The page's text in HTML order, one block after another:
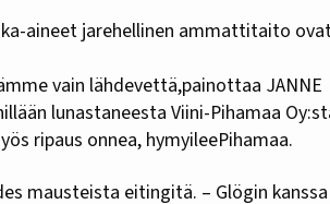
aineet jarehellinen ammattitaito
vain lähdevettä,painottaa JANNE
lunastaneesta Viini-Pihamaa
ripaus onnea, hymyileePihamaa.
mausteista eitingitä. – Glögin kanssa